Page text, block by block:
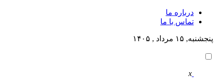
درباره ما
تماس با ما
پنجشنبه, ۱۵ مرداد , ۱۴۰۵
x